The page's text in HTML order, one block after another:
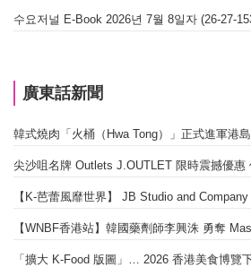
수요저널 E-Book 2026년 7월 8일자 (26-27-
廣東話新聞
【WNBF香港站】韓國藥劑師李興洙 勇奪
「擴大 K-Food 版圖」… 2026 香港美食博覽